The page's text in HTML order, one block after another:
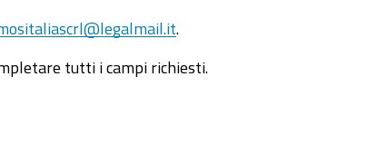
tutti i campi richiesti.